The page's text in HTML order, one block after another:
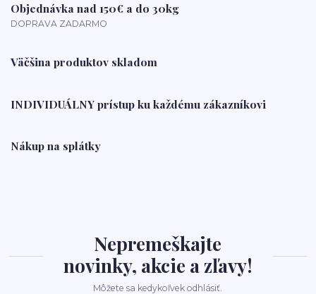
Objednávka nad 150€ a do 30kg
DOPRAVA ZADARMO
Väčšina produktov skladom
INDIVIDUÁLNY prístup ku každému zákazníkovi
Nákup na splátky
Nepremeškajte
novinky, akcie a zľavy!
Môžete sa kedykoľvek odhlásiť.